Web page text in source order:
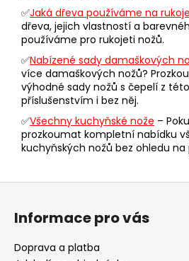
i
s
u
✅Jaká dřeva používáme na
dřeva, jejich vlastností a
používáme pro rukojeti nožů.
✅Nabízené sady damaškových
více damaškových nožů?
výhodné sady nožů s čepelí z
příslušenstvím i bez něj.
✅Všechny kuchyňské nože –
prozkoumat kompletní nabídku
kuchyňských nožů bez ohledu
Z
Informace pro vás
Doprava a platba